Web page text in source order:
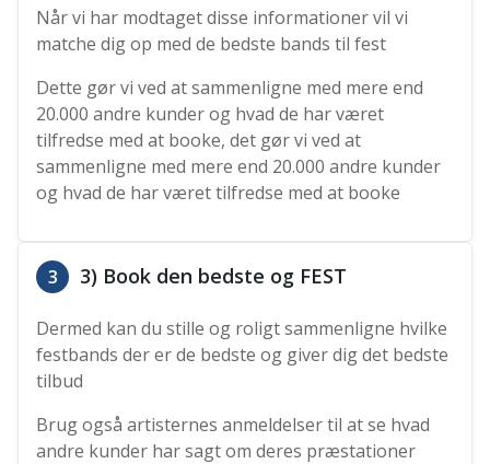
Når vi har modtaget disse informationer vil vi
matche dig op med de bedste bands til fest
Dette gør vi ved at sammenligne med mere end
20.000 andre kunder og hvad de har været
tilfredse med at booke, det gør vi ved at
sammenligne med mere end 20.000 andre kunder
og hvad de har været tilfredse med at booke
3 3) Book den bedste og FEST
Dermed kan du stille og roligt sammenligne hvilke
festbands der er de bedste og giver dig det bedste
tilbud
Brug også artisternes anmeldelser til at se hvad
andre kunder har sagt om deres præstationer